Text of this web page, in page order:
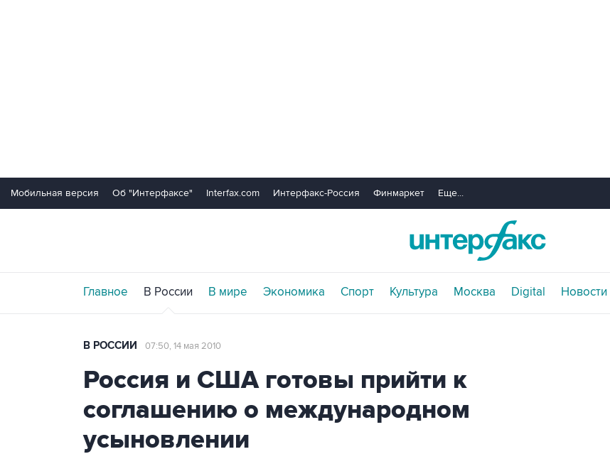
Мобильная версия Об "Интерфаксе" Interfax.com Интерфакс-Россия Финмаркет Еще...
Главное В России В мире Экономика Спорт Культура Москва Digital Новости
В РОССИИ 07:50, 14 мая 2010
Россия и США готовы прийти к
соглашению о международном
усыновлении